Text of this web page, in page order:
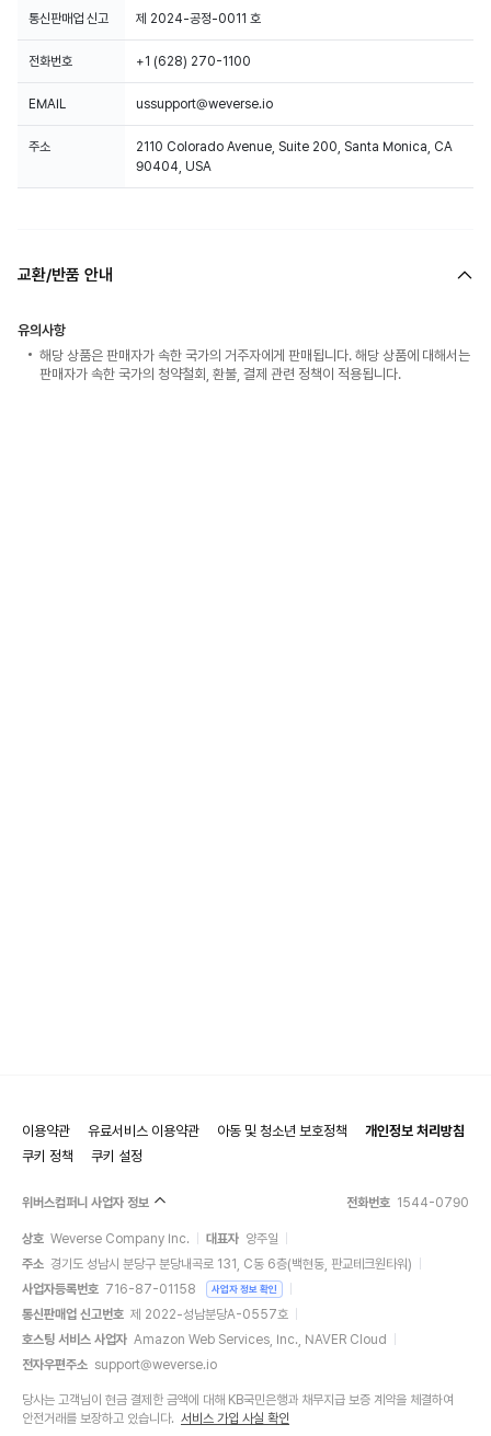
통신판매업 신고 제 2024-공정-0011 호
전화번호 +1 (628) 270-1100
EMAIL ussupport@weverse.io
주소
2110 Colorado Avenue, Suite 200, Santa Monica, CA
90404, USA
교환/반품 안내
유의사항
해당 상품은 판매자가 속한 국가의 거주자에게 판매됩니다. 해당 상품에 대해서는
판매자가 속한 국가의 청약철회, 환불, 결제 관련 정책이 적용됩니다.
이용약관 유료서비스 이용약관 아동 및 청소년 보호정책
개인정보 처리방침
쿠키 정책
쿠키 설정
위버스컴퍼니 사업자 정보 전화번호 1544-0790
상호 Weverse Company Inc. 대표자 양주일
주소 경기도 성남시 분당구 분당내곡로 131, C동 6층(백현동, 판교테크원타워)
사업자등록번호 716-87-01158 사업자 정보 확인
통신판매업 신고번호 제 2022-성남분당A-0557호
호스팅 서비스 사업자 Amazon Web Services, Inc., NAVER Cloud
전자우편주소 support@weverse.io
당사는 고객님이 현금 결제한 금액에 대해 KB국민은행과 채무지급 보증 계약을 체결하여
안전거래를 보장하고 있습니다. 서비스 가입 사실 확인